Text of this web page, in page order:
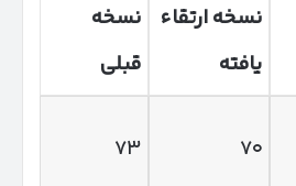
نسخه ارتقاء
یافته
نسخه
قبلی
۷۰ ۷۳